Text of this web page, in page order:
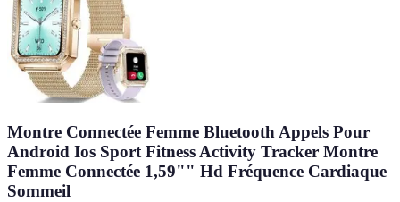
Montre Connectée Femme Bluetooth Appels Pour
Android Ios Sport Fitness Activity Tracker Montre
Femme Connectée 1,59"" Hd Fréquence Cardiaque
Sommeil